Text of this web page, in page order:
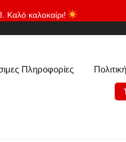
Καλό καλοκαίρι!
Πληροφορίες